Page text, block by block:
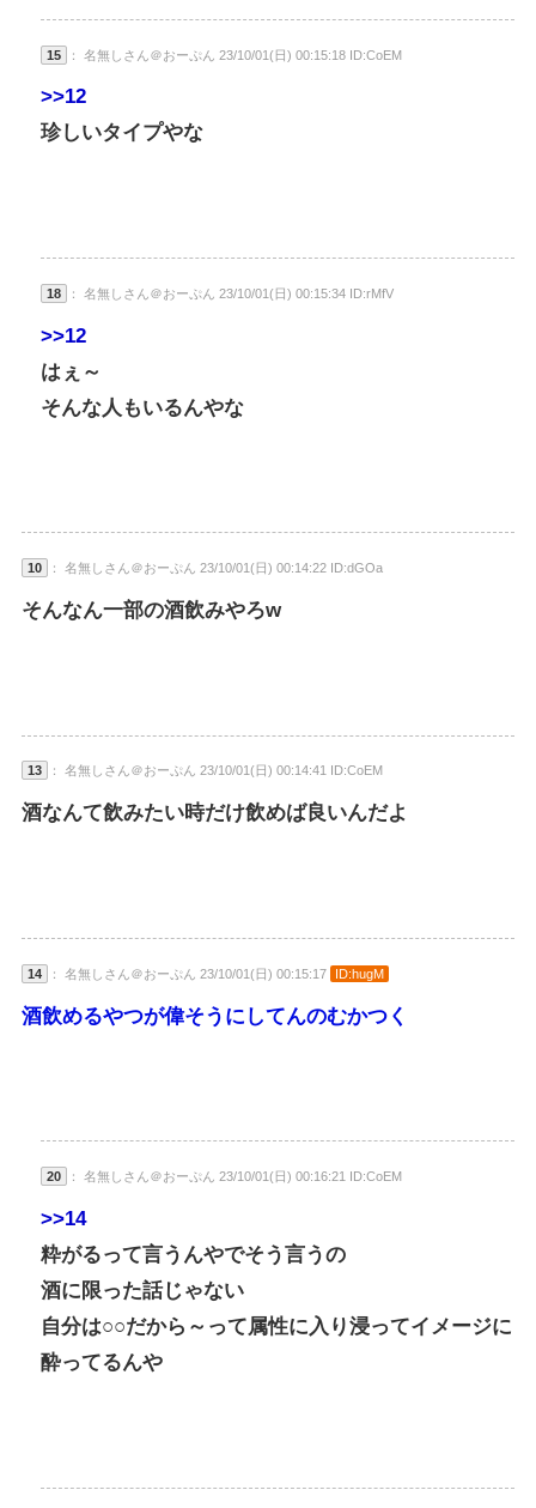
15 ： 名無しさん＠おーぷん 23/10/01(日) 00:15:18 ID:CoEM
>>12
珍しいタイプやな
18 ： 名無しさん＠おーぷん 23/10/01(日) 00:15:34 ID:rMfV
>>12
はぇ～
そんな人もいるんやな
10 ： 名無しさん＠おーぷん 23/10/01(日) 00:14:22 ID:dGOa
そんなん一部の酒飲みやろw
13 ： 名無しさん＠おーぷん 23/10/01(日) 00:14:41 ID:CoEM
酒なんて飲みたい時だけ飲めば良いんだよ
14 ： 名無しさん＠おーぷん 23/10/01(日) 00:15:17 ID:hugM
酒飲めるやつが偉そうにしてんのむかつく
20 ： 名無しさん＠おーぷん 23/10/01(日) 00:16:21 ID:CoEM
>>14
粋がるって言うんやでそう言うの
酒に限った話じゃない
自分は○○だから～って属性に入り浸ってイメージに
酔ってるんや